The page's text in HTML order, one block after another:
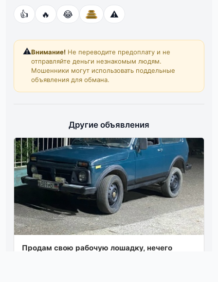
👍 🔥 😂 ⚠️
⚠️Внимание! Не переводите предоплату и не
отправляйте деньги незнакомым людям.
Мошенники могут использовать поддельные
объявления для обмана.
Другие объявления
Продам свою рабочую лошадку, нечего